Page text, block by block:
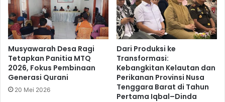
Musyawarah Desa Ragi
Tetapkan Panitia MTQ
2026, Fokus Pembinaan
Generasi Qurani
20 Mei 2026
Dari Produksi ke
Transformasi:
Kebangkitan Kelautan dan
Perikanan Provinsi Nusa
Tenggara Barat di Tahun
Pertama Iqbal–Dinda